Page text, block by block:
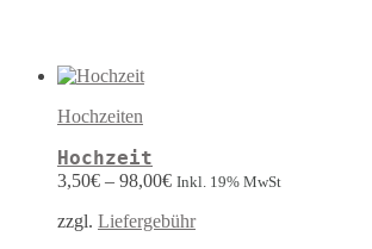
Hochzeiten
Hochzeit
3,50€ – 98,00€ Inkl. 19% MwSt
zzgl. Liefergebühr